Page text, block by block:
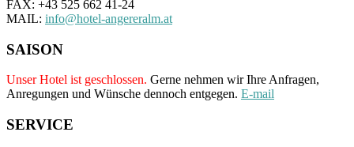
FAX: +43 525 662 41-24
MAIL: info@hotel-angereralm.at
SAISON
Unser Hotel ist geschlossen. Gerne nehmen wir Ihre Anfragen,
Anregungen und Wünsche dennoch entgegen. E-mail
SERVICE